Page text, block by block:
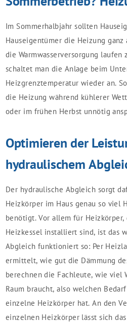
Im Sommerhalbjahr sollten
Hauseigentümer die Heizung
die Warmwasserversorgung laufen
schaltet man die Anlage beim
Heizgrenztemperatur wieder an.
die Heizung während kühlerer
oder im frühen Herbst unnötig
Optimieren der
hydraulischem
Der hydraulische Abgleich sorgt
Heizkörper im Haus genau so viel
benötigt. Vor allem für
Heizkessel installiert sind, ist das
Abgleich funktioniert so: Per
ermittelt, wie gut die Dämmung
berechnen die Fachleute, wie viel
Raum braucht, also welchen
einzelne Heizkörper hat. An den
einzelnen Heizkörper lässt sich